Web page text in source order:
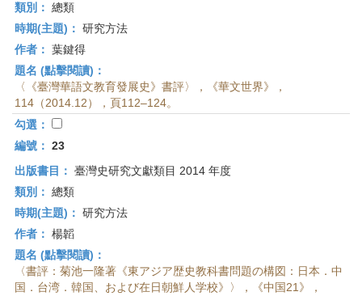
類別： 總類
時期(主題)： 研究方法
作者： 葉鍵得
題名 (點擊閱讀)：
〈《臺灣華語文教育發展史》書評〉，《華文世界》，
114（2014.12），頁112–124。
勾選：
編號： 23
出版書目： 臺灣史研究文獻類目 2014 年度
類別： 總類
時期(主題)： 研究方法
作者： 楊韜
題名 (點擊閱讀)：
〈書評：菊池一隆著《東アジア歴史教科書問題の構図：日本．中
国．台湾．韓国、および在日朝鮮人学校》〉，《中国21》，